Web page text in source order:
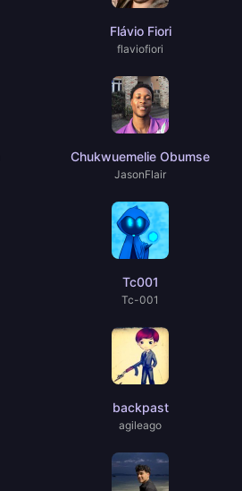
Flávio Fiori
flaviofiori
Chukwuemelie Obumse
JasonFlair
Tc001
Tc-001
backpast
agileago